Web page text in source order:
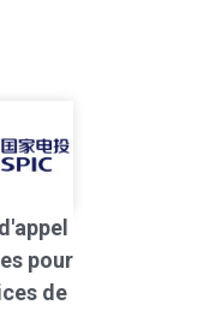
pour
de